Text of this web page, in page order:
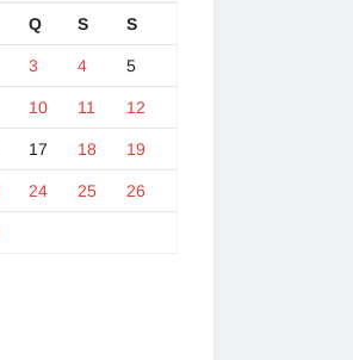
Q S S
3 4 5
10 11 12
17 18 19
24 25 26